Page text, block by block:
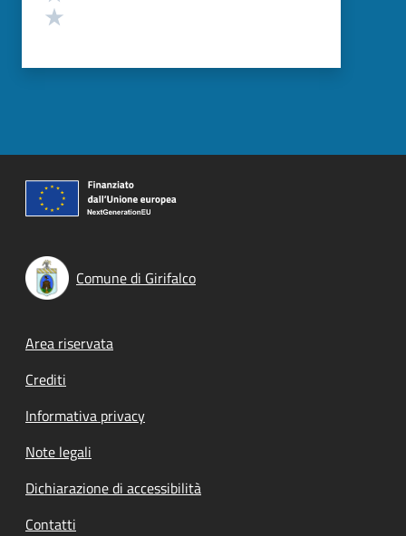
Comune di Girifalco
Footer menu
Area riservata
Crediti
Informativa privacy
Note legali
Dichiarazione di accessibilità
Contatti